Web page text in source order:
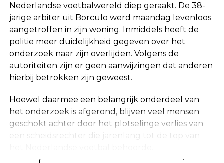
Nederlandse voetbalwereld diep geraakt. De 38-
jarige arbiter uit Borculo werd maandag levenloos
aangetroffen in zijn woning. Inmiddels heeft de
politie meer duidelijkheid gegeven over het
onderzoek naar zijn overlijden. Volgens de
autoriteiten zijn er geen aanwijzingen dat anderen
hierbij betrokken zijn geweest.
Hoewel daarmee een belangrijk onderdeel van
het onderzoek is afgerond, blijven veel mensen
geschokt achter door het plotselinge verlies van
een scheidsrechter die jarenlang tot de top van